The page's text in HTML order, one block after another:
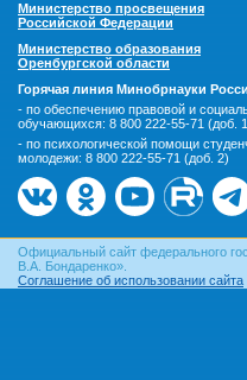
Министерство просвещения
Российской Федерации
Министерство образования
Оренбургской области
Горячая линия Минобрнауки
- по обеспечению правовой и
обучающихся: 8 800 222-55-71 (доб.
- по психологической помощи
молодежи: 8 800 222-55-71 (доб. 2)
Официальный сайт федерального
В.А. Бондаренко».
Соглашение об использовании сайта